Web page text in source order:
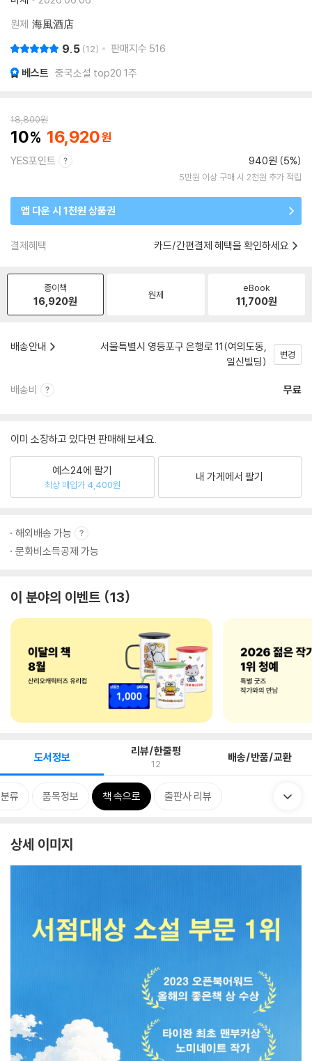
원제 海風酒店
9.5 12 판매지수 516
베스트 중국소설 top20 1주
18,800원
10 16,920
YES포인트 940원 (5%)
5만원 이상 구매 시 2천원 추가 적립
앱 다운 시 1천원 상품권
결제혜택 카드/간편결제 혜택을 확인하세요
종이책
16,920원 원제
eBook
11,700원
배송안내
서울특별시 영등포구 은행로 11(여의도동,
일신빌딩)
변경
배송비 무료
이미 소장하고 있다면 판매해 보세요.
예스24에 팔기
최상 매입가 4,400원
내 가게에서 팔기
해외배송 가능
문화비소득공제 가능
이 분야의 이벤트 13
도서정보 리뷰/한줄평
12 배송/반품/교환
류 품목정보 책 속으로 출판사 리뷰
상세 이미지